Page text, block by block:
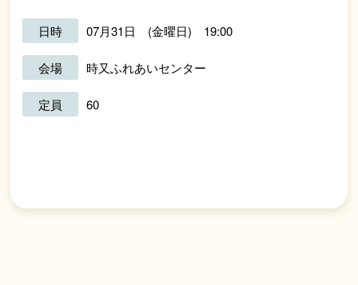
日時 07月31日 (金曜日) 19:00
会場 時又ふれあいセンター
定員 60